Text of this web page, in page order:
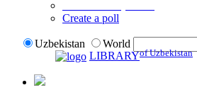
Create a poll
Uzbekistan
World
LIBRARYof Uzbekistan